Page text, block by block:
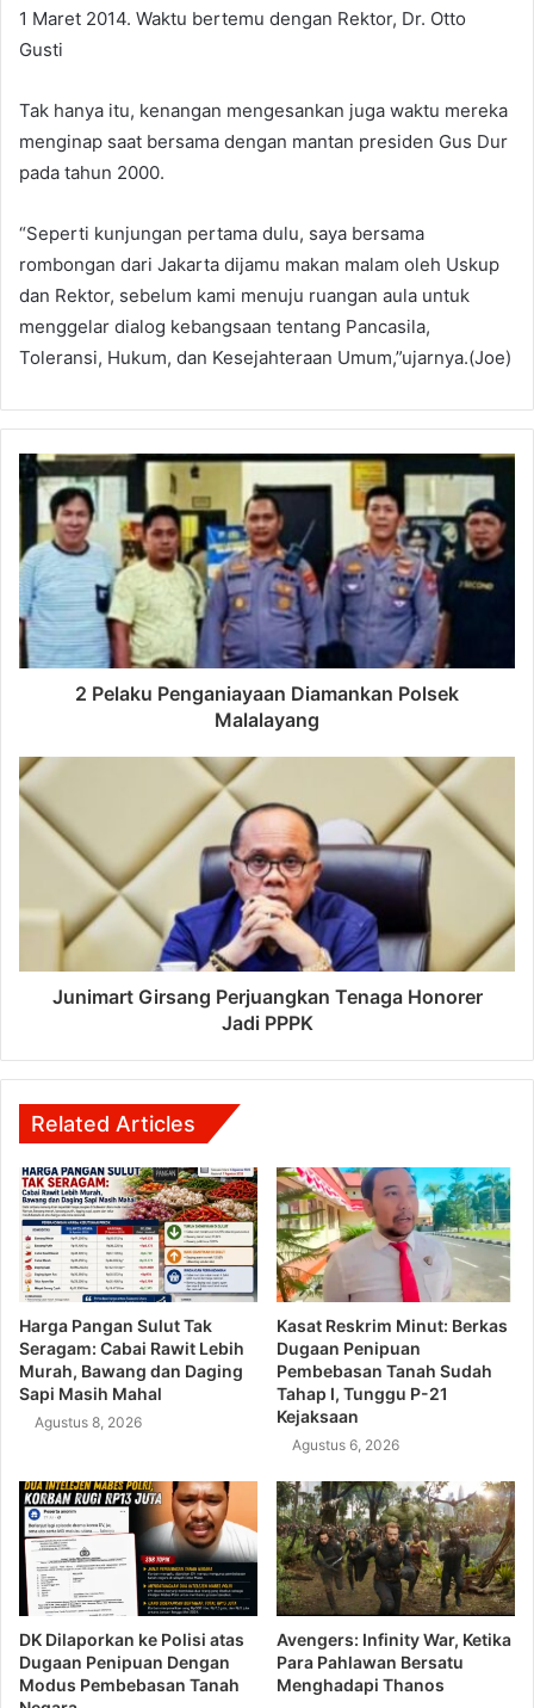
1 Maret 2014. Waktu bertemu dengan Rektor, Dr. Otto
Gusti
Tak hanya itu, kenangan mengesankan juga waktu mereka
menginap saat bersama dengan mantan presiden Gus Dur
pada tahun 2000.
“Seperti kunjungan pertama dulu, saya bersama
rombongan dari Jakarta dijamu makan malam oleh Uskup
dan Rektor, sebelum kami menuju ruangan aula untuk
menggelar dialog kebangsaan tentang Pancasila,
Toleransi, Hukum, dan Kesejahteraan Umum,”ujarnya.(Joe)
2 Pelaku Penganiayaan Diamankan Polsek
Malalayang
Junimart Girsang Perjuangkan Tenaga Honorer
Jadi PPPK
Related Articles
Harga Pangan Sulut Tak
Seragam: Cabai Rawit Lebih
Murah, Bawang dan Daging
Sapi Masih Mahal
Agustus 8, 2026
Kasat Reskrim Minut: Berkas
Dugaan Penipuan
Pembebasan Tanah Sudah
Tahap I, Tunggu P-21
Kejaksaan
Agustus 6, 2026
DK Dilaporkan ke Polisi atas
Dugaan Penipuan Dengan
Modus Pembebasan Tanah
Avengers: Infinity War, Ketika
Para Pahlawan Bersatu
Menghadapi Thanos